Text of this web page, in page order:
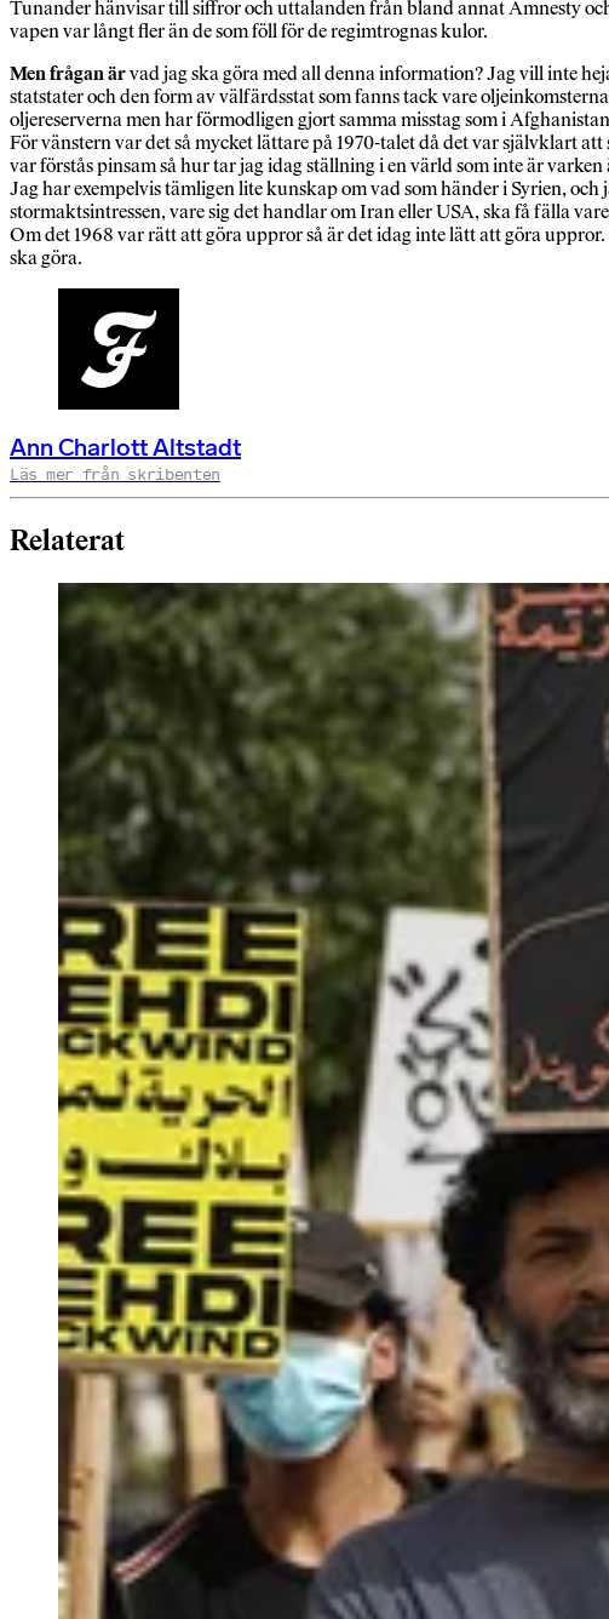
Tunander hänvisar till siffror och uttalanden från bland annat Amnesty
vapen var långt fler än de som föll för de regimtrognas kulor.
Men frågan ärvad jag ska göra med all denna information? Jag vill inte
statstater och den form av välfärdsstat som fanns tack vare
oljereserverna men har förmodligen gjort samma misstag som i
För vänstern var det så mycket lättare på 1970-talet då det var självklart
var förstås pinsam så hur tar jag idag ställning i en värld som inte är varken
Jag har exempelvis tämligen lite kunskap om vad som händer i Syrien,
stormaktsintressen, vare sig det handlar om Iran eller USA, ska få fälla
Om det 1968 var rätt att göra uppror så är det idag inte lätt att göra
ska göra.
Ann Charlott Altstadt
Läs mer från skribenten
Relaterat